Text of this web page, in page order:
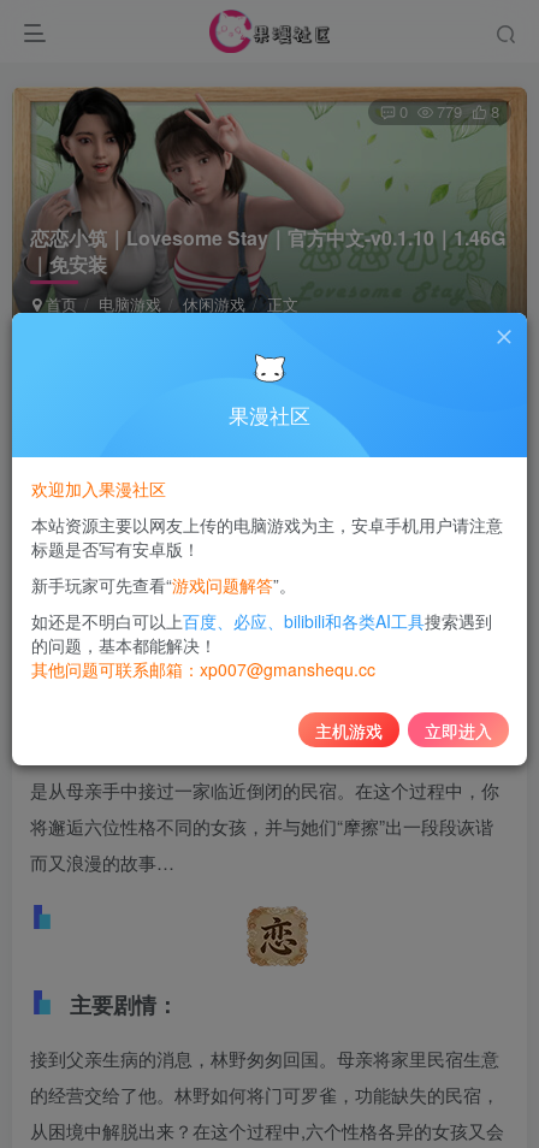
恋恋小筑｜Lovesome Stay｜官方中文-v0.1.10｜1.46G
｜免安装
首页 电脑游戏 休闲游戏 正文
0 779 8
此内容为付费资源，请付费后查看
10
黄金会员免费
在外留学毕业的男主，创业失败回到家乡。然而等待他的却
是从母亲手中接过一家临近倒闭的民宿。在这个过程中，你
将邂逅六位性格不同的女孩，并与她们“摩擦”出一段段诙谐
而又浪漫的故事…
主要剧情：
接到父亲生病的消息，林野匆匆回国。母亲将家里民宿生意
的经营交给了他。林野如何将门可罗雀，功能缺失的民宿，
从困境中解脱出来？在这个过程中,六个性格各异的女孩又会
果漫社区
欢迎加入果漫社区
本站资源主要以网友上传的电脑游戏为主，安卓手机用户请注意
标题是否写有安卓版！
新手玩家可先查看“游戏问题解答”。
如还是不明白可以上百度、必应、bilibili和各类AI工具搜索遇到
的问题，基本都能解决！
其他问题可联系邮箱：xp007@gmanshequ.cc
主机游戏 立即进入